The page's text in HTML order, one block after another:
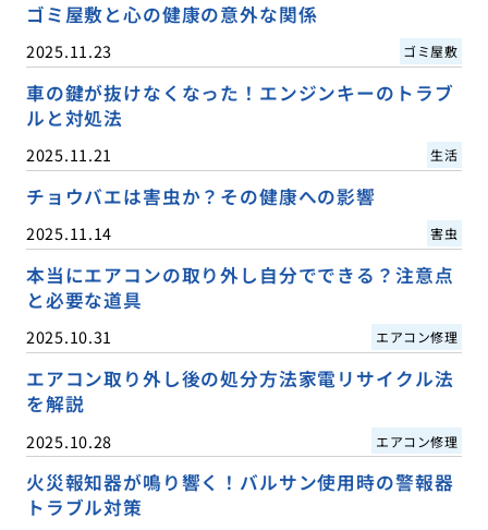
ゴミ屋敷と心の健康の意外な関係
2025.11.23 ゴミ屋敷
車の鍵が抜けなくなった！エンジンキーのトラブ
ルと対処法
2025.11.21 生活
チョウバエは害虫か？その健康への影響
2025.11.14 害虫
本当にエアコンの取り外し自分でできる？注意点
と必要な道具
2025.10.31 エアコン修理
エアコン取り外し後の処分方法家電リサイクル法
を解説
2025.10.28 エアコン修理
火災報知器が鳴り響く！バルサン使用時の警報器
トラブル対策